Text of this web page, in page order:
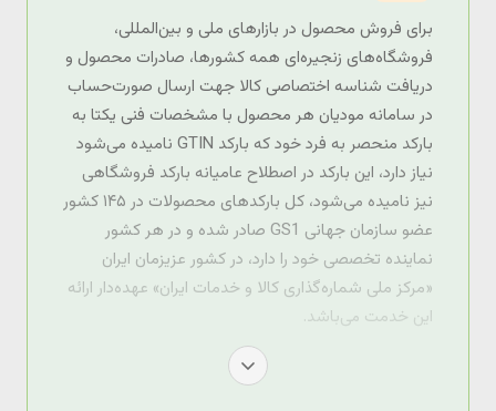
برای فروش محصول در بازارهای ملی و بین‌المللی،
فروشگاه‌های زنجیره‌ای همه کشورها، صادرات محصول و
دریافت شناسه اختصاصی کالا جهت ارسال صورت‌حساب
در سامانه مودیان هر محصول با مشخصات فنی یکتا به
بارکد منحصر به فرد خود که بارکد GTIN نامیده می‌شود
نیاز دارد، این بارکد در اصطلاح عامیانه بارکد فروشگاهی
نیز نامیده می‌شود، کل بارکدهای محصولات در ۱۴۵ کشور
عضو سازمان جهانی GS1 صادر شده و در هر کشور
نماینده تخصصی خود را دارد، در کشور عزیزمان ایران
«مرکز ملی شماره‌گذاری کالا و خدمات ایران» عهده‌دار ارائه
این خدمت می‌باشد.